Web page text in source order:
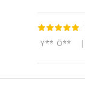
Y** Ö** |